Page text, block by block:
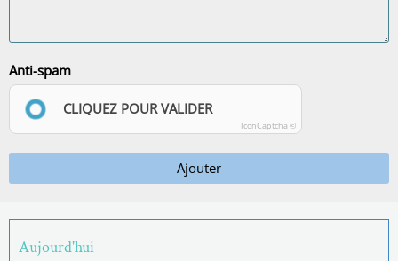
Anti-spam
CLIQUEZ POUR VALIDER
IconCaptcha ©
Ajouter
Aujourd'hui